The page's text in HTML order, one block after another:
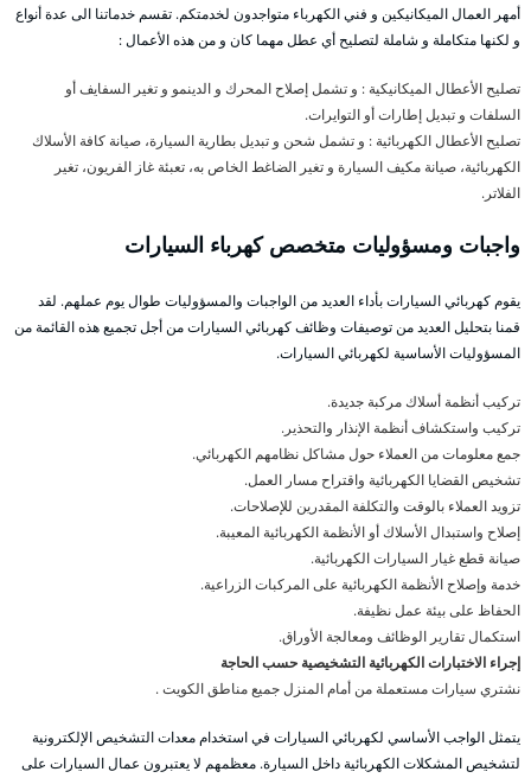
أمهر العمال الميكانيكين و فني الكهرباء متواجدون لخدمتكم. تقسم خدماتنا الى عدة أنواع
و لكنها متكاملة و شاملة لتصليح أي عطل مهما كان و من هذه الأعمال :
تصليح الأعطال الميكانيكية : و تشمل إصلاح المحرك و الدينمو و تغير السفايف أو
السلفات و تبديل إطارات أو التوايرات.
تصليح الأعطال الكهربائية : و تشمل شحن و تبديل بطارية السيارة، صيانة كافة الأسلاك
الكهربائية، صيانة مكيف السيارة و تغير الضاغط الخاص به، تعبئة غاز الفريون، تغير
الفلاتر.
واجبات ومسؤوليات متخصص كهرباء السيارات
يقوم كهربائي السيارات بأداء العديد من الواجبات والمسؤوليات طوال يوم عملهم. لقد
قمنا بتحليل العديد من توصيفات وظائف كهربائي السيارات من أجل تجميع هذه القائمة من
المسؤوليات الأساسية لكهربائي السيارات.
تركيب أنظمة أسلاك مركبة جديدة.
تركيب واستكشاف أنظمة الإنذار والتحذير.
جمع معلومات من العملاء حول مشاكل نظامهم الكهربائي.
تشخيص القضايا الكهربائية واقتراح مسار العمل.
تزويد العملاء بالوقت والتكلفة المقدرين للإصلاحات.
إصلاح واستبدال الأسلاك أو الأنظمة الكهربائية المعيبة.
صيانة قطع غيار السيارات الكهربائية.
خدمة وإصلاح الأنظمة الكهربائية على المركبات الزراعية.
الحفاظ على بيئة عمل نظيفة.
استكمال تقارير الوظائف ومعالجة الأوراق.
إجراء الاختبارات الكهربائية التشخيصية حسب الحاجة
نشتري سيارات مستعملة من أمام المنزل جميع مناطق الكويت .
يتمثل الواجب الأساسي لكهربائي السيارات في استخدام معدات التشخيص الإلكترونية
لتشخيص المشكلات الكهربائية داخل السيارة. معظمهم لا يعتبرون عمال السيارات على